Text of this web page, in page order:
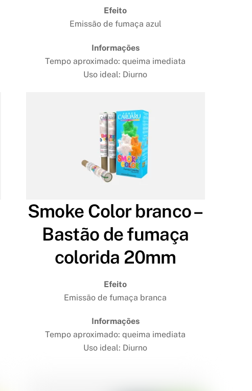
Efeito
Emissão de fumaça azul
Informações
Tempo aproximado: queima imediata
Uso ideal: Diurno
Smoke Color branco –
Bastão de fumaça
colorida 20mm
Efeito
Emissão de fumaça branca
Informações
Tempo aproximado: queima imediata
Uso ideal: Diurno